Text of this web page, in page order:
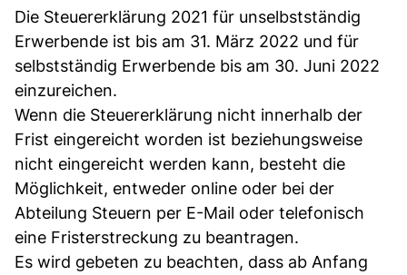
Die Steuererklärung 2021 für unselbstständig
Erwerbende ist bis am 31. März 2022 und für
selbstständig Erwerbende bis am 30. Juni 2022
einzureichen.
Wenn die Steuererklärung nicht innerhalb der
Frist eingereicht worden ist beziehungsweise
nicht eingereicht werden kann, besteht die
Möglichkeit, entweder online oder bei der
Abteilung Steuern per E-Mail oder telefonisch
eine Fristerstreckung zu beantragen.
Es wird gebeten zu beachten, dass ab Anfang